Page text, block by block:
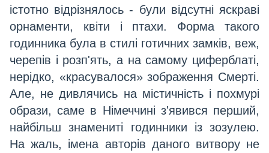
істотно відрізнялось - були відсутні яскраві
орнаменти, квіти і птахи. Форма такого
годинника була в стилі готичних замків, веж,
черепів і розп'ять, а на самому циферблаті,
нерідко, «красувалося» зображення Смерті.
Але, не дивлячись на містичність і похмурі
образи, саме в Німеччині з'явився перший,
найбільш знамениті годинники із зозулею.
На жаль, імена авторів даного витвору не